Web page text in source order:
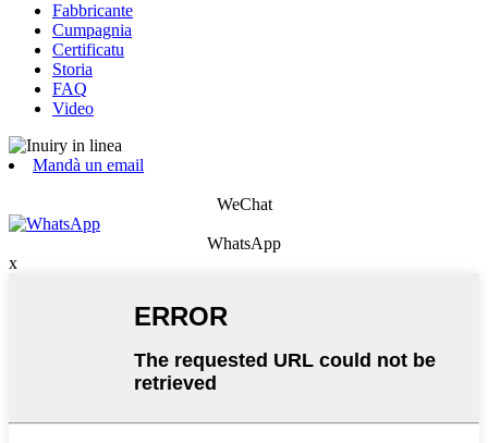
Fabbricante
Cumpagnia
Certificatu
Storia
FAQ
Video
Mandà un email
WeChat
WhatsApp
x